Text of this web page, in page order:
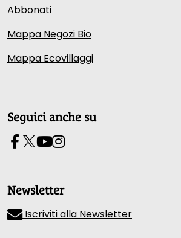
Abbonati
Mappa Negozi Bio
Mappa Ecovillaggi
Seguici anche su
Newsletter
Iscriviti alla Newsletter